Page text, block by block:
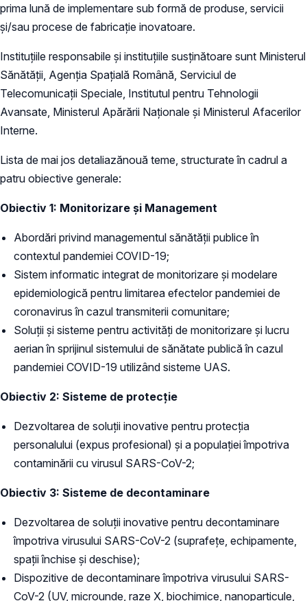
prima lună de implementare sub formă de produse, servicii
și/sau procese de fabricație inovatoare.
Instituțiile responsabile și instituțiile susținătoare sunt Ministerul
Sănătății, Agenția Spațială Română, Serviciul de
Telecomunicații Speciale, Institutul pentru Tehnologii
Avansate, Ministerul Apărării Naționale și Ministerul Afacerilor
Interne.
Lista de mai jos detaliazănouă teme, structurate în cadrul a
patru obiective generale:
Obiectiv 1: Monitorizare şi Management
Abordări privind managementul sănătății publice în
contextul pandemiei COVID-19;
Sistem informatic integrat de monitorizare şi modelare
epidemiologică pentru limitarea efectelor pandemiei de
coronavirus în cazul transmiterii comunitare;
Soluții și sisteme pentru activități de monitorizare și lucru
aerian în sprijinul sistemului de sănătate publică în cazul
pandemiei COVID-19 utilizând sisteme UAS.
Obiectiv 2: Sisteme de protecție
Dezvoltarea de soluții inovative pentru protecția
personalului (expus profesional) și a populației împotriva
contaminării cu virusul SARS-CoV-2;
Obiectiv 3: Sisteme de decontaminare
Dezvoltarea de soluții inovative pentru decontaminare
împotriva virusului SARS-CoV-2 (suprafețe, echipamente,
spații închise și deschise);
Dispozitive de decontaminare împotriva virusului SARS-
CoV-2 (UV, microunde, raze X, biochimice, nanoparticule,